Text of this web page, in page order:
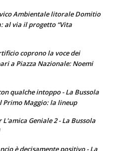
Ambientale litorale Domitio
al via il progetto “Vita
coprono la voce dei
a Piazza Nazionale: Noemi
qualche intoppo - La Bussola
Primo Maggio: la lineup
Geniale 2 - La Bussola
è decisamente positivo - La